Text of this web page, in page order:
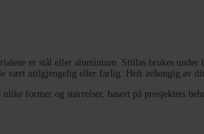
er stål eller aluminium. Stillas brukes
vært utilgjengelig eller farlig. Helt avhengig av
former og størrelser, basert på prosjektets